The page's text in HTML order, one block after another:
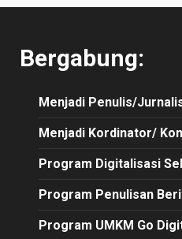
Bergabung:
Menjadi Penulis/
Menjadi Kordinator/
Program Digitalisasi
Program Penulisan
Program UMKM Go